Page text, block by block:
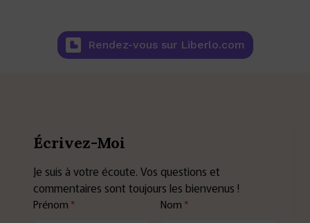
Rendez-vous sur Liberlo.com
Écrivez-Moi
Je suis à votre écoute. Vos questions et
commentaires sont toujours les bienvenus !
Prénom Nom